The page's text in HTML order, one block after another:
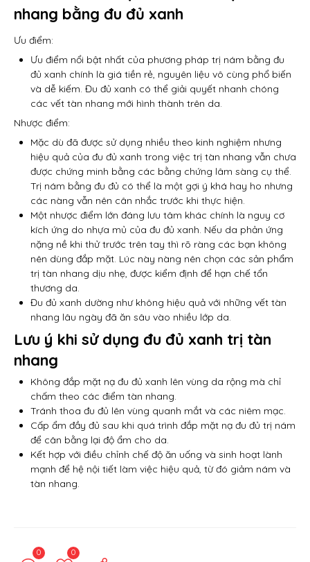
nhang bằng đu đủ xanh
Ưu điểm:
Ưu điểm nổi bật nhất của phương pháp trị nám bằng đu
đủ xanh chính là giá tiền rẻ, nguyên liệu vô cùng phổ biến
và dễ kiếm. Đu đủ xanh có thể giải quyết nhanh chóng
các vết tàn nhang mới hình thành trên da.
Nhược điểm:
Mặc dù đã được sử dụng nhiều theo kinh nghiệm nhưng
hiệu quả của đu đủ xanh trong việc trị tàn nhang vẫn chưa
được chứng minh bằng các bằng chứng lâm sàng cụ thể.
Trị nám bằng đu đủ có thể là một gợi ý khá hay ho nhưng
các nàng vẫn nên cân nhắc trước khi thực hiện.
Một nhược điểm lớn đáng lưu tâm khác chính là nguy cơ
kích ứng do nhựa mủ của đu đủ xanh. Nếu da phản ứng
nặng nề khi thử trước trên tay thì rõ ràng các bạn không
nên dùng đắp mặt. Lúc này nàng nên chọn các sản phẩm
trị tàn nhang dịu nhẹ, được kiểm định để hạn chế tổn
thương da.
Đu đủ xanh dường như không hiệu quả với những vết tàn
nhang lâu ngày đã ăn sâu vào nhiều lớp da.
Lưu ý khi sử dụng đu đủ xanh trị tàn
nhang
Không đắp mặt nạ đu đủ xanh lên vùng da rộng mà chỉ
chấm theo các điểm tàn nhang.
Tránh thoa đu đủ lên vùng quanh mắt và các niêm mạc.
Cấp ẩm đầy đủ sau khi quá trình đắp mặt nạ đu đủ trị nám
để cân bằng lại độ ẩm cho da.
Kết hợp với điều chỉnh chế độ ăn uống và sinh hoạt lành
mạnh để hệ nội tiết làm việc hiệu quả, từ đó giảm nám và
tàn nhang.
0 0